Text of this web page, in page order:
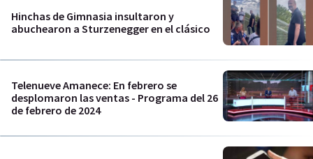
Hinchas de Gimnasia insultaron y
abuchearon a Sturzenegger en el clásico
Telenueve Amanece: En febrero se
desplomaron las ventas - Programa del 26
de febrero de 2024